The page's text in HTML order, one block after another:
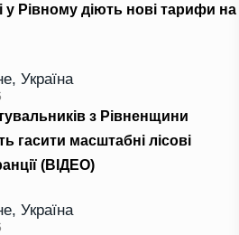
у Рівному діють нові тарифи на
, Україна
з Рівненщини
гасити масштабні лісові
(ВІДЕО)
, Україна